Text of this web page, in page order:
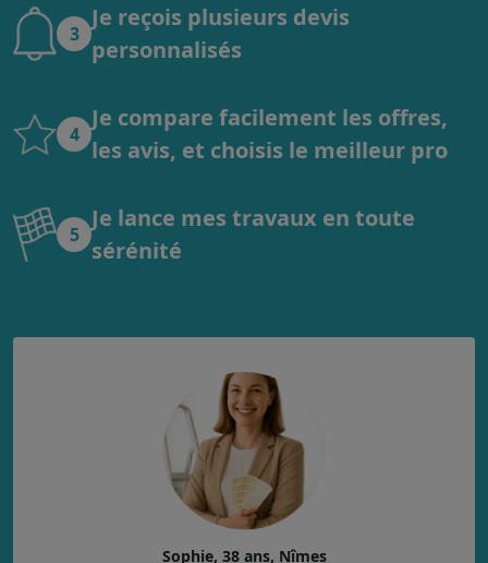
3
Je reçois plusieurs devis
personnalisés
4
Je compare facilement les offres,
les avis, et choisis le meilleur pro
5
Je lance mes travaux en toute
sérénité
Sophie, 38 ans, Nîmes